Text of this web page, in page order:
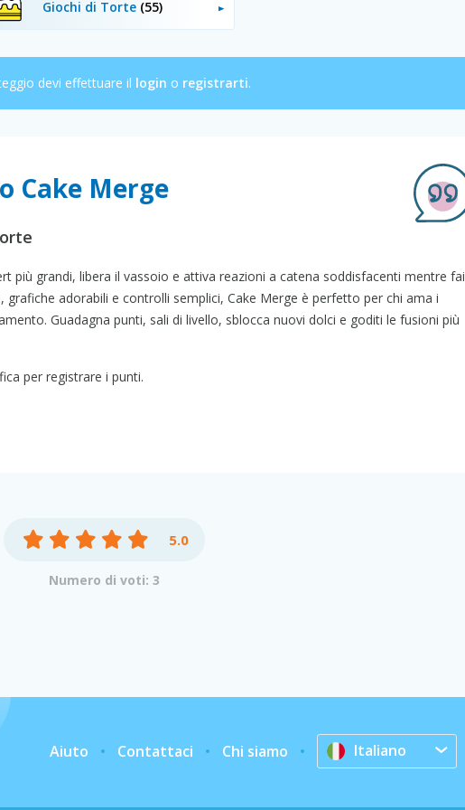
Giochi di Torte (55)
devi effettuare il login o registrarti.
Cake Merge
più grandi, libera il vassoio e attiva reazioni a catena soddisfacenti mentre fai
adorabili e controlli semplici, Cake Merge è perfetto per chi ama i
Guadagna punti, sali di livello, sblocca nuovi dolci e goditi le fusioni più
per registrare i punti.
5.0
Numero di voti: 3
Aiuto Contattaci Chi siamo Italiano